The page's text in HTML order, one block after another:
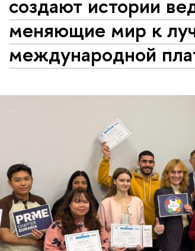
меняющие мир к
международной